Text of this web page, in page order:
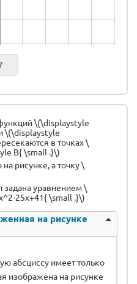
\(\displaystyle
\(\displaystyle
в точках \
B{ \small .}\)
рисунке, а точку \
задана уравнением \
25x+41{ \small .}\)
на рисунке
абсциссу имеет только
изображена на рисунке